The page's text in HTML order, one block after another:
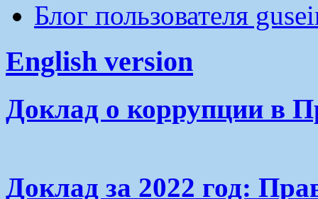
Блог пользователя
English version
Доклад о коррупции в
Доклад за 2022 год: